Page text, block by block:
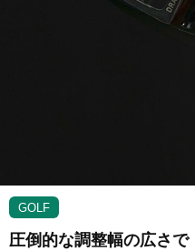
GOLF
圧倒的な調整幅の広さ